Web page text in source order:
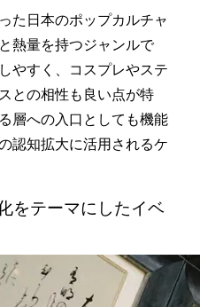
た日本のポップカルチャ
熱量を持つジャンルで
やすく、コスプレやステ
との相性も良い点が特
層への入口としても機能
認知拡大に活用されるケ
をテーマにしたイベ